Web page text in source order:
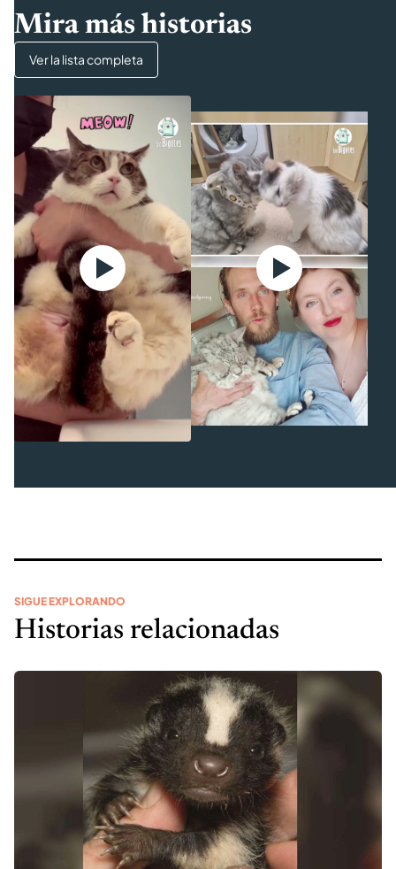
Mira más historias
Ver la lista completa
SIGUE EXPLORANDO
Historias relacionadas